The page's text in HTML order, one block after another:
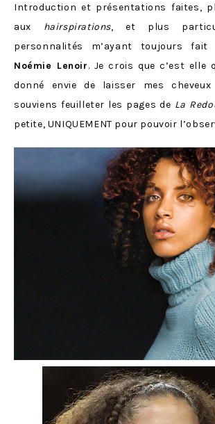
Introduction et présentations faites,
aux hairspirations, et plus
personnalités m’ayant toujours fait
Noémie Lenoir. Je crois que c’est elle
donné envie de laisser mes
souviens feuilleter les pages de La
petite, UNIQUEMENT pour pouvoir